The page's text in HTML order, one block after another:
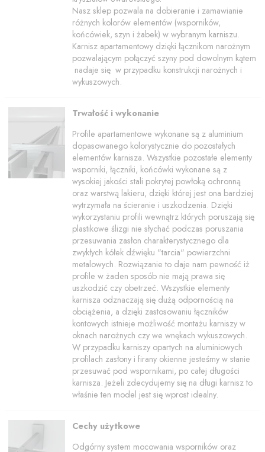
Nasz sklep pozwala na dobieranie i zamawianie
różnych kolorów elementów (wsporników,
końcówiek, szyn i żabek) w wybranym karniszu.
Karnisz apartamentowy dzięki łącznikom narożnym
pozwalającym połączyć szyny pod dowolnym kątem
nadaje się w przypadku konstrukcji narożnych i
wykuszowych.
Trwałość i wykonanie
Profile apartamentowe wykonane są z aluminium
dopasowanego kolorystycznie do pozostałych
elementów karnisza. Wszystkie pozostałe elementy
wsporniki, łączniki, końcówki wykonane są z
wysokiej jakości stali pokrytej powłoką ochronną
oraz warstwą lakieru, dzięki której jest ona bardziej
wytrzymała na ścieranie i uszkodzenia. Dzięki
wykorzystaniu profili wewnątrz których poruszają się
plastikowe ślizgi nie słychać podczas poruszania
przesuwania zasłon charakterystycznego dla
zwykłych kółek dźwięku "tarcia" powierzchni
metalowych. Rozwiązanie to daje nam pewność iż
profile w żaden sposób nie mają prawa się
uszkodzić czy obetrzeć. Wszystkie elementy
karnisza odznaczają się dużą odpornością na
obciążenia, a dzięki zastosowaniu łączników
kontowych istnieje możliwość montażu karniszy w
oknach narożnych czy we wnękach wykuszowych.
W przypadku karniszy opartych na aluminiowych
profilach zasłony i firany okienne jesteśmy w stanie
przesuwać pod wspornikami, po całej długości
karnisza. Jeżeli zdecydujemy się na długi karnisz to
właśnie ten model jest się wprost idealny.
Cechy użytkowe
Odgórny system mocowania wsporników oraz